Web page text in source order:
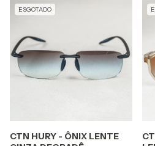
ESGOTADO
CTN HURY - ÔNIX LENTE